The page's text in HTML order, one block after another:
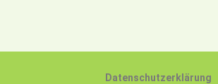
Datenschutzerklärung